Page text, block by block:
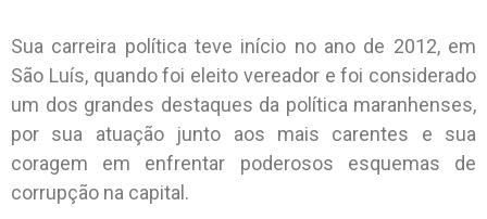
Sua carreira política teve início no ano de 2012, em
São Luís, quando foi eleito vereador e foi considerado
um dos grandes destaques da política maranhenses,
por sua atuação junto aos mais carentes e sua
coragem em enfrentar poderosos esquemas de
corrupção na capital.